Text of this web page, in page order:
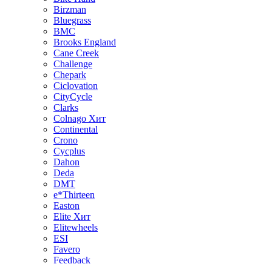
Birzman
Bluegrass
BMC
Brooks England
Cane Creek
Challenge
Chepark
Ciclovation
CityCycle
Clarks
Colnago Хит
Continental
Crono
Cycplus
Dahon
Deda
DMT
e*Thirteen
Easton
Elite Хит
Elitewheels
ESI
Favero
Feedback